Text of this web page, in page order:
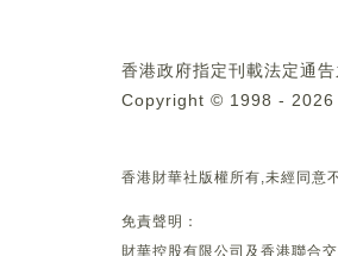
香港政府指定刊載法定通
Copyright © 1998 - 2026
香港財華社版權所有,未經同意
免責聲明：
財華控股有限公司及香港聯合